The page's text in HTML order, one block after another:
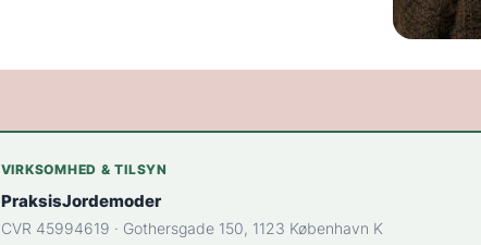
VIRKSOMHED & TILSYN
PraksisJordemoder
CVR 45994619 · Gothersgade 150, 1123 København K